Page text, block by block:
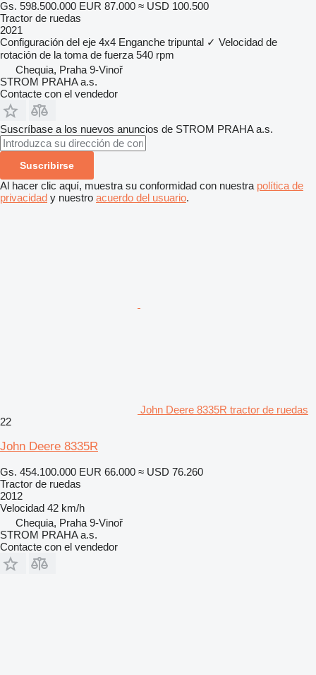
Gs. 598.500.000 EUR 87.000 ≈ USD 100.500
Tractor de ruedas
2021
Configuración del eje 4x4 Enganche tripuntal ✓ Velocidad de
rotación de la toma de fuerza 540 rpm
Chequia, Praha 9-Vinoř
STROM PRAHA a.s.
Contacte con el vendedor
Suscríbase a los nuevos anuncios de STROM PRAHA a.s.
Suscribirse
Al hacer clic aquí, muestra su conformidad con nuestra política de
privacidad y nuestro acuerdo del usuario.
John Deere 8335R tractor de ruedas
22
John Deere 8335R
Gs. 454.100.000 EUR 66.000 ≈ USD 76.260
Tractor de ruedas
2012
Velocidad 42 km/h
Chequia, Praha 9-Vinoř
STROM PRAHA a.s.
Contacte con el vendedor